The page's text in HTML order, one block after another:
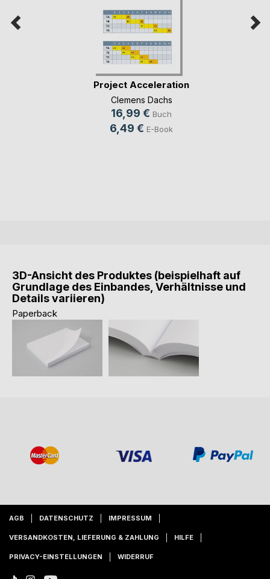
Project Acceleration
Clemens Dachs
16,99 € Buch
6,49 € E-Book
3D-Ansicht des Produktes (beispielhaft auf
Grundlage des Einbandes, Verhältnisse und
Details variieren)
Paperback
AGB DATENSCHUTZ IMPRESSUM
VERSANDKOSTEN, LIEFERUNG & ZAHLUNG HILFE
PRIVACY-EINSTELLUNGEN WIDERRUF